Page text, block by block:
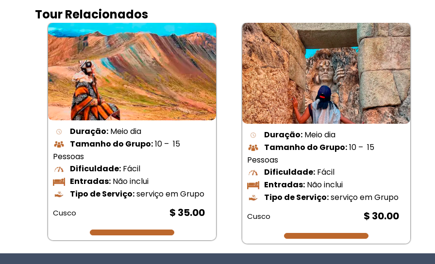
Tour Relacionados
Duração: Meio dia
Tamanho do Grupo:10 – 15
Pessoas
Dificuldade: Fácil
Entradas: Não inclui
Tipo de Serviço:serviço em Grupo
Cusco $ 35.00
Duração: Meio dia
Tamanho do Grupo:10 – 15
Pessoas
Dificuldade: Fácil
Entradas: Não inclui
Tipo de Serviço:serviço em Grupo
Cusco $ 30.00